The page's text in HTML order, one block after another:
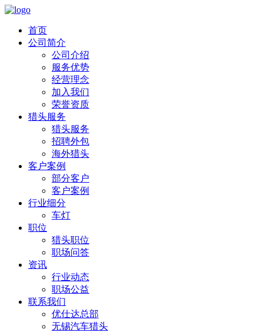
首页
公司简介
公司介绍
服务优势
经营理念
加入我们
荣誉资质
猎头服务
猎头服务
招聘外包
海外猎头
客户案例
部分客户
客户案例
行业细分
车灯
职位
猎头职位
职场问答
资讯
行业动态
职场公益
联系我们
优仕达总部
无锡汽车猎头